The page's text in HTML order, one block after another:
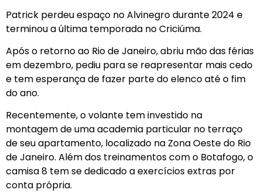
Patrick perdeu espaço no Alvinegro durante 2024 e
terminou a última temporada no Criciúma.
Após o retorno ao Rio de Janeiro, abriu mão das férias
em dezembro, pediu para se reapresentar mais cedo
e tem esperança de fazer parte do elenco até o fim
do ano.
Recentemente, o volante tem investido na
montagem de uma academia particular no terraço
de seu apartamento, localizado na Zona Oeste do Rio
de Janeiro. Além dos treinamentos com o Botafogo, o
camisa 8 tem se dedicado a exercícios extras por
conta própria.